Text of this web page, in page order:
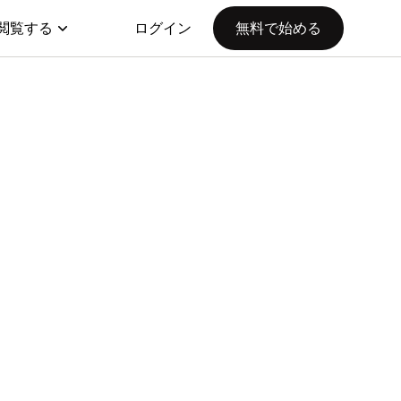
覧する ログイン 無料で始める